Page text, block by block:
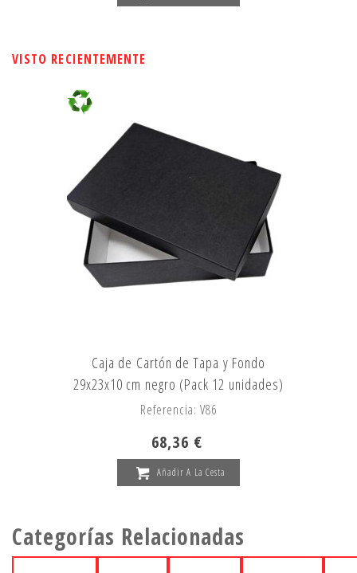
VISTO RECIENTEMENTE
Caja de Cartón de Tapa y Fondo
29x23x10 cm negro (Pack 12 unidades)
Referencia: V86
68,36 €
Añadir A La Cesta
Categorías Relacionadas